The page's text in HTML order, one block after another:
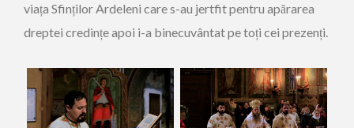
viața Sfinților Ardeleni care s-au jertfit pentru apărarea
dreptei credințe apoi i-a binecuvântat pe toți cei prezenți.